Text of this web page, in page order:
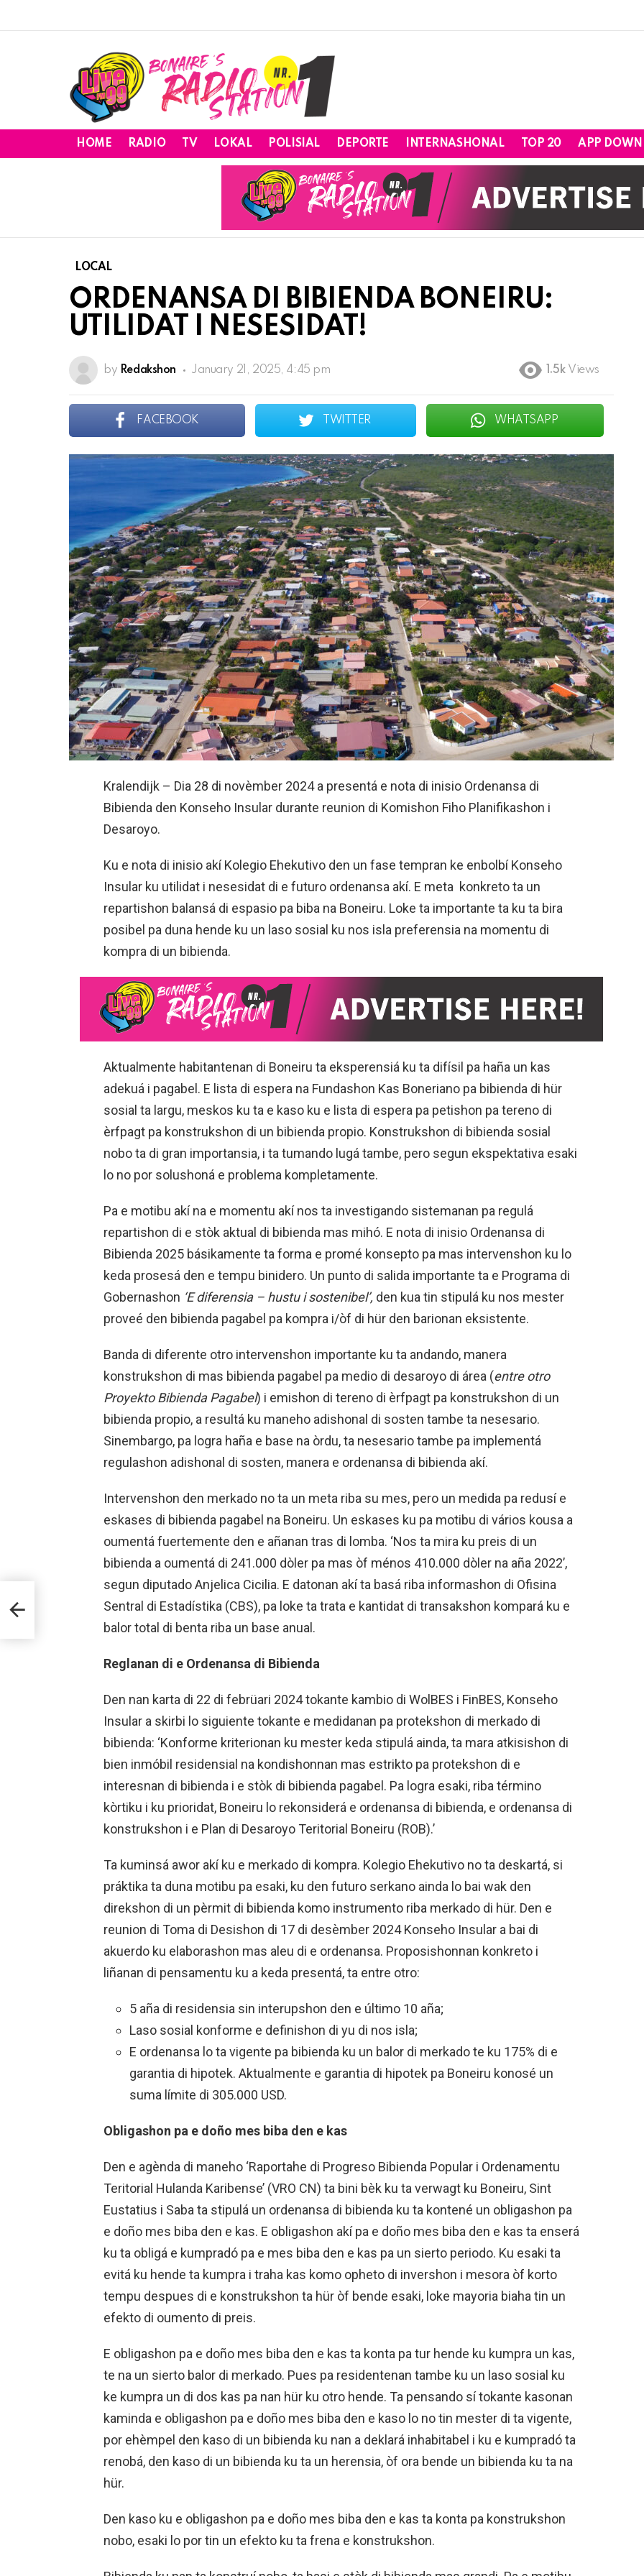
HOME RADIO TV LOKAL POLISIAL DEPORTE INTERNASHONAL TOP 20 APP
LOCAL
ORDENANSA DI BIBIENDA BONEIRU:
UTILIDAT I NESESIDAT!
by Redakshon January 21, 2025, 4:45 pm 1.5k Views
FACEBOOK TWITTER WHATSAPP
Kralendijk – Dia 28 di novèmber 2024 a presentá e nota di inisio Ordenansa di
Bibienda den Konseho Insular durante reunion di Komishon Fiho Planifikashon i
Desaroyo.
Ku e nota di inisio akí Kolegio Ehekutivo den un fase tempran ke enbolbí Konseho
Insular ku utilidat i nesesidat di e futuro ordenansa akí. E meta konkreto ta un
repartishon balansá di espasio pa biba na Boneiru. Loke ta importante ta ku ta bira
posibel pa duna hende ku un laso sosial ku nos isla preferensia na momentu di
kompra di un bibienda.
Aktualmente habitantenan di Boneiru ta eksperensiá ku ta difísil pa haña un kas
adekuá i pagabel. E lista di espera na Fundashon Kas Boneriano pa bibienda di hür
sosial ta largu, meskos ku ta e kaso ku e lista di espera pa petishon pa tereno di
èrfpagt pa konstrukshon di un bibienda propio. Konstrukshon di bibienda sosial
nobo ta di gran importansia, i ta tumando lugá tambe, pero segun ekspektativa esaki
lo no por solushoná e problema kompletamente.
Pa e motibu akí na e momentu akí nos ta investigando sistemanan pa regulá
repartishon di e stòk aktual di bibienda mas mihó. E nota di inisio Ordenansa di
Bibienda 2025 básikamente ta forma e promé konsepto pa mas intervenshon ku lo
keda prosesá den e tempu binidero. Un punto di salida importante ta e Programa di
Gobernashon ‘E diferensia – hustu i sostenibel’, den kua tin stipulá ku nos mester
proveé den bibienda pagabel pa kompra i/òf di hür den barionan eksistente.
Banda di diferente otro intervenshon importante ku ta andando, manera
konstrukshon di mas bibienda pagabel pa medio di desaroyo di área (entre otro
Proyekto Bibienda Pagabel) i emishon di tereno di èrfpagt pa konstrukshon di un
bibienda propio, a resultá ku maneho adishonal di sosten tambe ta nesesario.
Sinembargo, pa logra haña e base na òrdu, ta nesesario tambe pa implementá
regulashon adishonal di sosten, manera e ordenansa di bibienda akí.
Intervenshon den merkado no ta un meta riba su mes, pero un medida pa redusí e
eskases di bibienda pagabel na Boneiru. Un eskases ku pa motibu di vários kousa a
oumentá fuertemente den e añanan tras di lomba. ‘Nos ta mira ku preis di un
bibienda a oumentá di 241.000 dòler pa mas òf ménos 410.000 dòler na aña 2022’,
segun diputado Anjelica Cicilia. E datonan akí ta basá riba informashon di Ofisina
Sentral di Estadístika (CBS), pa loke ta trata e kantidat di transakshon kompará ku e
balor total di benta riba un base anual.
Reglanan di e Ordenansa di Bibienda
Den nan karta di 22 di febrüari 2024 tokante kambio di WolBES i FinBES, Konseho
Insular a skirbi lo siguiente tokante e medidanan pa protekshon di merkado di
bibienda: ‘Konforme kriterionan ku mester keda stipulá ainda, ta mara atkisishon di
bien inmóbil residensial na kondishonnan mas estrikto pa protekshon di e
interesnan di bibienda i e stòk di bibienda pagabel. Pa logra esaki, riba término
kòrtiku i ku prioridat, Boneiru lo rekonsiderá e ordenansa di bibienda, e ordenansa di
konstrukshon i e Plan di Desaroyo Teritorial Boneiru (ROB).’
Ta kuminsá awor akí ku e merkado di kompra. Kolegio Ehekutivo no ta deskartá, si
práktika ta duna motibu pa esaki, ku den futuro serkano ainda lo bai wak den
direkshon di un pèrmit di bibienda komo instrumento riba merkado di hür. Den e
reunion di Toma di Desishon di 17 di desèmber 2024 Konseho Insular a bai di
akuerdo ku elaborashon mas aleu di e ordenansa. Proposishonnan konkreto i
liñanan di pensamentu ku a keda presentá, ta entre otro:
5 aña di residensia sin interupshon den e último 10 aña;
Laso sosial konforme e definishon di yu di nos isla;
E ordenansa lo ta vigente pa bibienda ku un balor di merkado te ku 175% di e
garantia di hipotek. Aktualmente e garantia di hipotek pa Boneiru konosé un
suma límite di 305.000 USD.
Obligashon pa e doño mes biba den e kas
Den e agènda di maneho ‘Raportahe di Progreso Bibienda Popular i Ordenamentu
Teritorial Hulanda Karibense’ (VRO CN) ta bini bèk ku ta verwagt ku Boneiru, Sint
Eustatius i Saba ta stipulá un ordenansa di bibienda ku ta kontené un obligashon pa
e doño mes biba den e kas. E obligashon akí pa e doño mes biba den e kas ta enserá
ku ta obligá e kumpradó pa e mes biba den e kas pa un sierto periodo. Ku esaki ta
evitá ku hende ta kumpra i traha kas komo opheto di invershon i mesora òf korto
tempu despues di e konstrukshon ta hür òf bende esaki, loke mayoria biaha tin un
efekto di oumento di preis.
E obligashon pa e doño mes biba den e kas ta konta pa tur hende ku kumpra un kas,
te na un sierto balor di merkado. Pues pa residentenan tambe ku un laso sosial ku
ke kumpra un di dos kas pa nan hür ku otro hende. Ta pensando sí tokante kasonan
kaminda e obligashon pa e doño mes biba den e kaso lo no tin mester di ta vigente,
por ehèmpel den kaso di un bibienda ku nan a deklará inhabitabel i ku e kumpradó ta
renobá, den kaso di un bibienda ku ta un herensia, òf ora bende un bibienda ku ta na
hür.
Den kaso ku e obligashon pa e doño mes biba den e kas ta konta pa konstrukshon
nobo, esaki lo por tin un efekto ku ta frena e konstrukshon.
DI